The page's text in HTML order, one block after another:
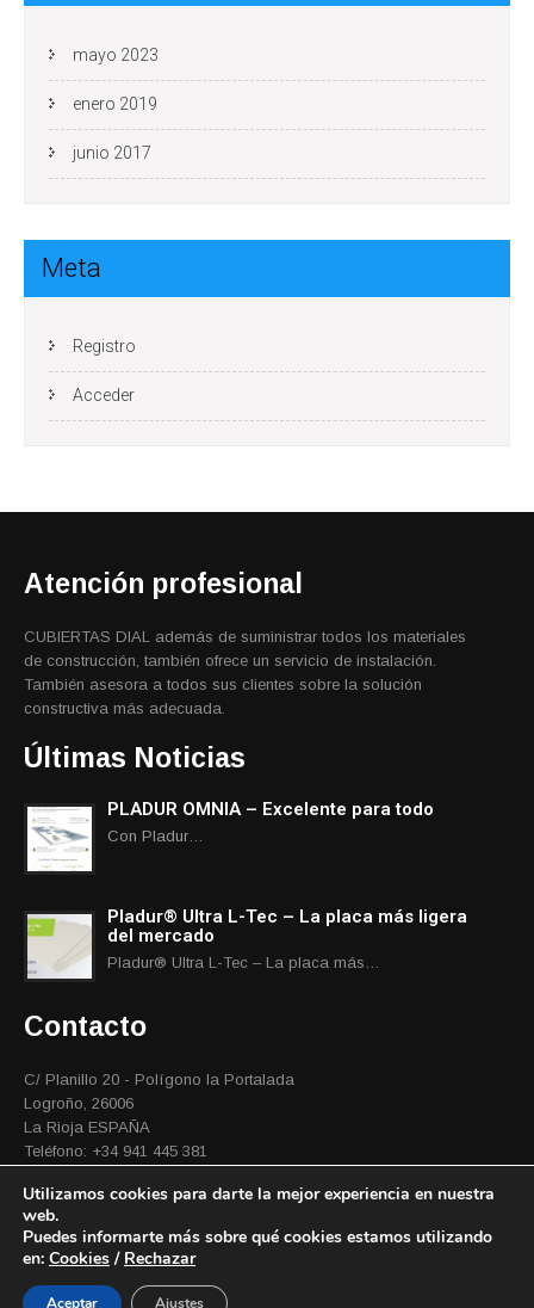
mayo 2023
enero 2019
junio 2017
Meta
Registro
Acceder
Atención profesional
CUBIERTAS DIAL además de suministrar todos los materiales
de construcción, también ofrece un servicio de instalación.
También asesora a todos sus clientes sobre la solución
constructiva más adecuada.
Últimas Noticias
PLADUR OMNIA – Excelente para todo
Con Pladur…
Pladur® Ultra L-Tec – La placa más ligera
del mercado
Pladur® Ultra L-Tec – La placa más…
Contacto
C/ Planillo 20 - Polígono la Portalada
Logroño, 26006
La Rioja ESPAÑA
Teléfono: +34 941 445 381
® Cubiertas Dial 2026
Utilizamos cookies para darte la mejor experiencia en nuestra
web.
Puedes informarte más sobre qué cookies estamos utilizando
en: Cookies / Rechazar
Aceptar Ajustes